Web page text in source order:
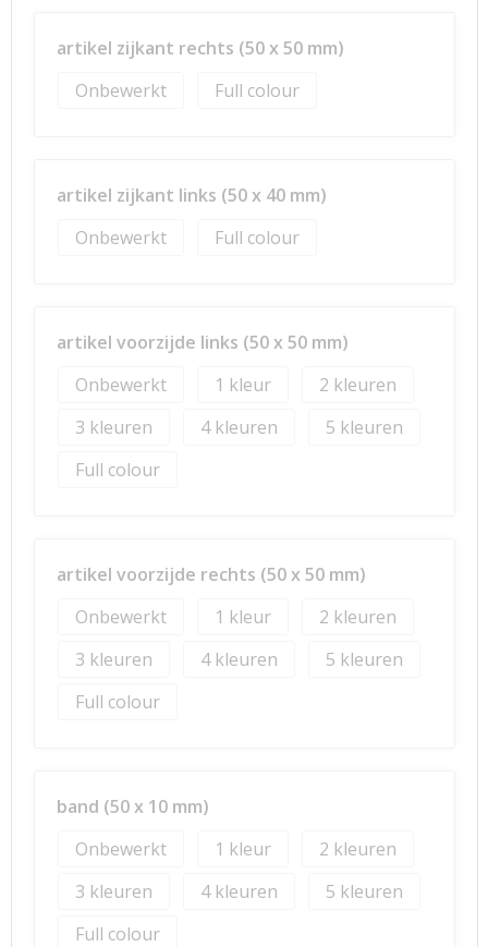
artikel zijkant rechts (50 x 50 mm)
Onbewerkt
Full colour
artikel zijkant links (50 x 40 mm)
Onbewerkt
Full colour
artikel voorzijde links (50 x 50 mm)
Onbewerkt
1
2
3
4
5
Full colour
artikel voorzijde rechts (50 x 50 mm)
Onbewerkt
1
2
3
4
5
Full colour
band (50 x 10 mm)
Onbewerkt
1
2
3
4
5
Full colour